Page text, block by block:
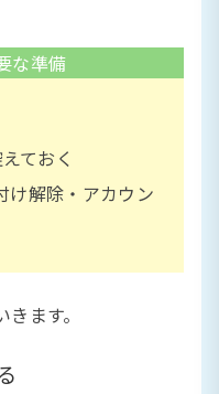
な準備
ておく
け解除・アカウン
ます。